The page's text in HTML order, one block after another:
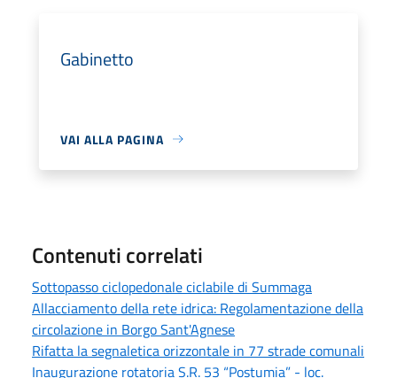
Gabinetto
VAI ALLA PAGINA
Contenuti correlati
Sottopasso ciclopedonale ciclabile di Summaga
Allacciamento della rete idrica: Regolamentazione della
circolazione in Borgo Sant'Agnese
Rifatta la segnaletica orizzontale in 77 strade comunali
Inaugurazione rotatoria S.R. 53 “Postumia” - loc.